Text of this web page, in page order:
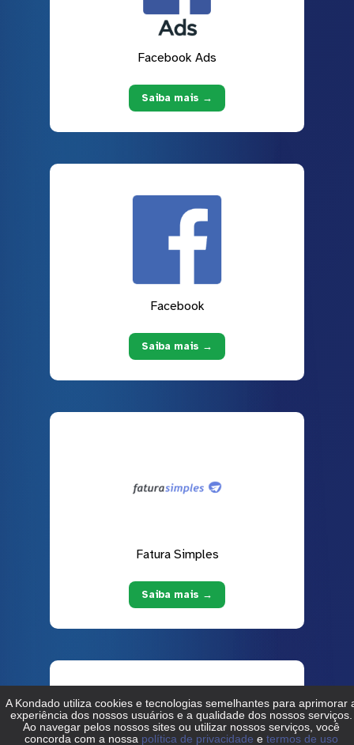
Facebook Ads
Saiba mais →
Facebook
Saiba mais →
Fatura Simples
Saiba mais →